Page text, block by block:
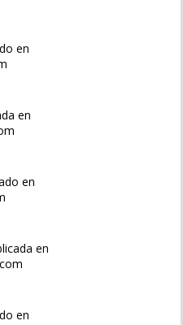
en
en
en
en
en